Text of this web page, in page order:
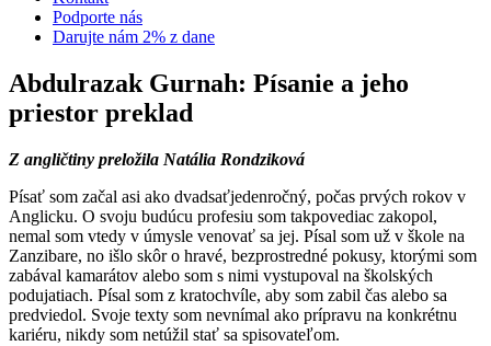
Podporte nás
Darujte nám 2% z dane
Abdulrazak Gurnah: Písanie a jeho
priestor preklad
Z angličtiny preložila Natália Rondziková
Písať som začal asi ako dvadsaťjedenročný, počas prvých rokov v
Anglicku. O svoju budúcu profesiu som takpovediac zakopol,
nemal som vtedy v úmysle venovať sa jej. Písal som už v škole na
Zanzibare, no išlo skôr o hravé, bezprostredné pokusy, ktorými som
zabával kamarátov alebo som s nimi vystupoval na školských
podujatiach. Písal som z kratochvíle, aby som zabil čas alebo sa
predviedol. Svoje texty som nevnímal ako prípravu na konkrétnu
kariéru, nikdy som netúžil stať sa spisovateľom.